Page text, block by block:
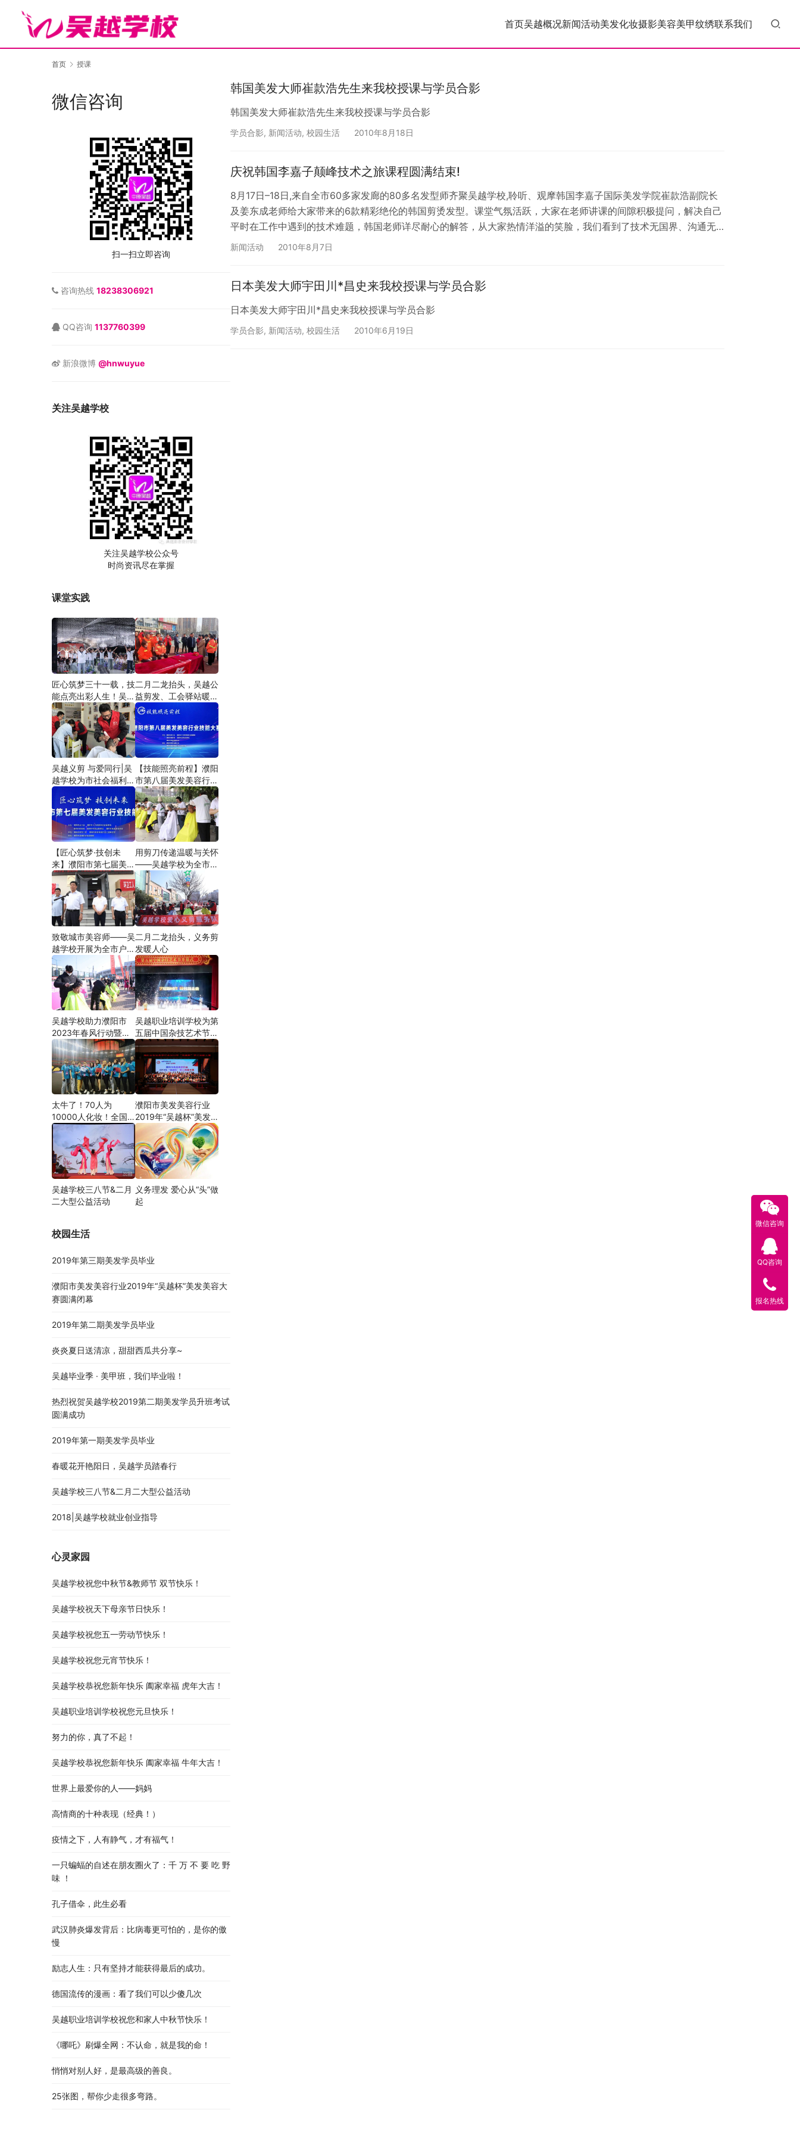
首页吴越概况新闻活动美发化妆摄影美容美甲纹绣联系我们
首页 授课
韩国美发大师崔款浩先生来我校授课与学员合影
韩国美发大师崔款浩先生来我校授课与学员合影
学员合影, 新闻活动, 校园生活 2010年8月18日
庆祝韩国李嘉子颠峰技术之旅课程圆满结束!
8月17日–18日,来自全市60多家发廊的80多名发型师齐聚吴越学校,聆听、观摩韩国李嘉子国际美发学院崔款浩副院长
及姜东成老师给大家带来的6款精彩绝伦的韩国剪烫发型。课堂气氛活跃，大家在老师讲课的间隙积极提问，解决自己
平时在工作中遇到的技术难题，韩国老师详尽耐心的解答，从大家热情洋溢的笑脸，我们看到了技术无国界、沟通无
障碍的盛况。相信本次课程将会再次成为我市美发史上的一个里程碑，对提升我市美发师的审美水平、设计思维模
新闻活动 2010年8月7日
日本美发大师宇田川*昌史来我校授课与学员合影
日本美发大师宇田川*昌史来我校授课与学员合影
学员合影, 新闻活动, 校园生活 2010年6月19日
微信咨询
扫一扫立即咨询
咨询热线 18238306921
QQ咨询 1137760399
新浪微博 @hnwuyue
关注吴越学校
关注吴越学校公众号
时尚资讯尽在掌握
课堂实践
匠心筑梦三十一载，技
能点亮出彩人生！吴越
学校2026年学员学习
成果汇报会圆满成功！
二月二龙抬头，吴越公
益剪发、工会驿站暖人
心——义务剪发情暖户
外劳动者
吴越义剪 与爱同行|吴
越学校为市社会福利院
爱心义剪
【技能照亮前程】濮阳
市第八届美发美容行业
技能大赛圆满闭幕
【匠心筑梦·技创未
来】濮阳市第七届美发
美容行业技能大赛在市
工人文化宫隆重举行
用剪刀传递温暖与关怀
——吴越学校为全市户
外劳动者爱心义剪
致敬城市美容师——吴
越学校开展为全市户外
劳动者爱心义剪活动
二月二龙抬头，义务剪
发暖人心
吴越学校助力濮阳市
2023年春风行动暨就
业援助月”首场新春招
聘会活动
吴越职业培训学校为第
五届中国杂技艺术节加
油添彩
太牛了！70人为
10000人化妆！全国
关注的盛事你知道吗？
濮阳市美发美容行业
2019年“吴越杯”美发
美容大赛圆满闭幕
吴越学校三八节&二月
二大型公益活动
义务理发 爱心从“头”做
起
校园生活
2019年第三期美发学员毕业
濮阳市美发美容行业2019年“吴越杯”美发美容大
赛圆满闭幕
2019年第二期美发学员毕业
炎炎夏日送清凉，甜甜西瓜共分享~
吴越毕业季 · 美甲班，我们毕业啦！
热烈祝贺吴越学校2019第二期美发学员升班考试
圆满成功
2019年第一期美发学员毕业
春暖花开艳阳日，吴越学员踏春行
吴越学校三八节&二月二大型公益活动
2018|吴越学校就业创业指导
心灵家园
吴越学校祝您中秋节&教师节 双节快乐！
吴越学校祝天下母亲节日快乐！
吴越学校祝您五一劳动节快乐！
吴越学校祝您元宵节快乐！
吴越学校恭祝您新年快乐 阖家幸福 虎年大吉！
吴越职业培训学校祝您元旦快乐！
努力的你，真了不起！
吴越学校恭祝您新年快乐 阖家幸福 牛年大吉！
世界上最爱你的人——妈妈
高情商的十种表现（经典！）
疫情之下，人有静气，才有福气！
一只蝙蝠的自述在朋友圈火了：千 万 不 要 吃 野
味 ！
孔子借伞，此生必看
武汉肺炎爆发背后：比病毒更可怕的，是你的傲
慢
励志人生：只有坚持才能获得最后的成功。
德国流传的漫画：看了我们可以少傻几次
吴越职业培训学校祝您和家人中秋节快乐​！​
《哪吒》刷爆全网：不认命，就是我的命！
悄悄对别人好，是最高级的善良。
25张图，帮你少走很多弯路。
微信咨询
QQ咨询
报名热线